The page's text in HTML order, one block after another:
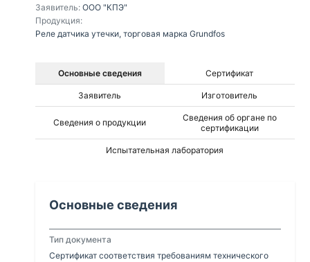
Заявитель: ООО "КПЭ"
Продукция:
Реле датчика утечки, торговая марка Grundfos
Основные сведения Сертификат
Заявитель Изготовитель
Сведения о продукции
Сведения об органе по
сертификации
Испытательная лаборатория
Основные сведения
Тип документа
Сертификат соответствия требованиям технического